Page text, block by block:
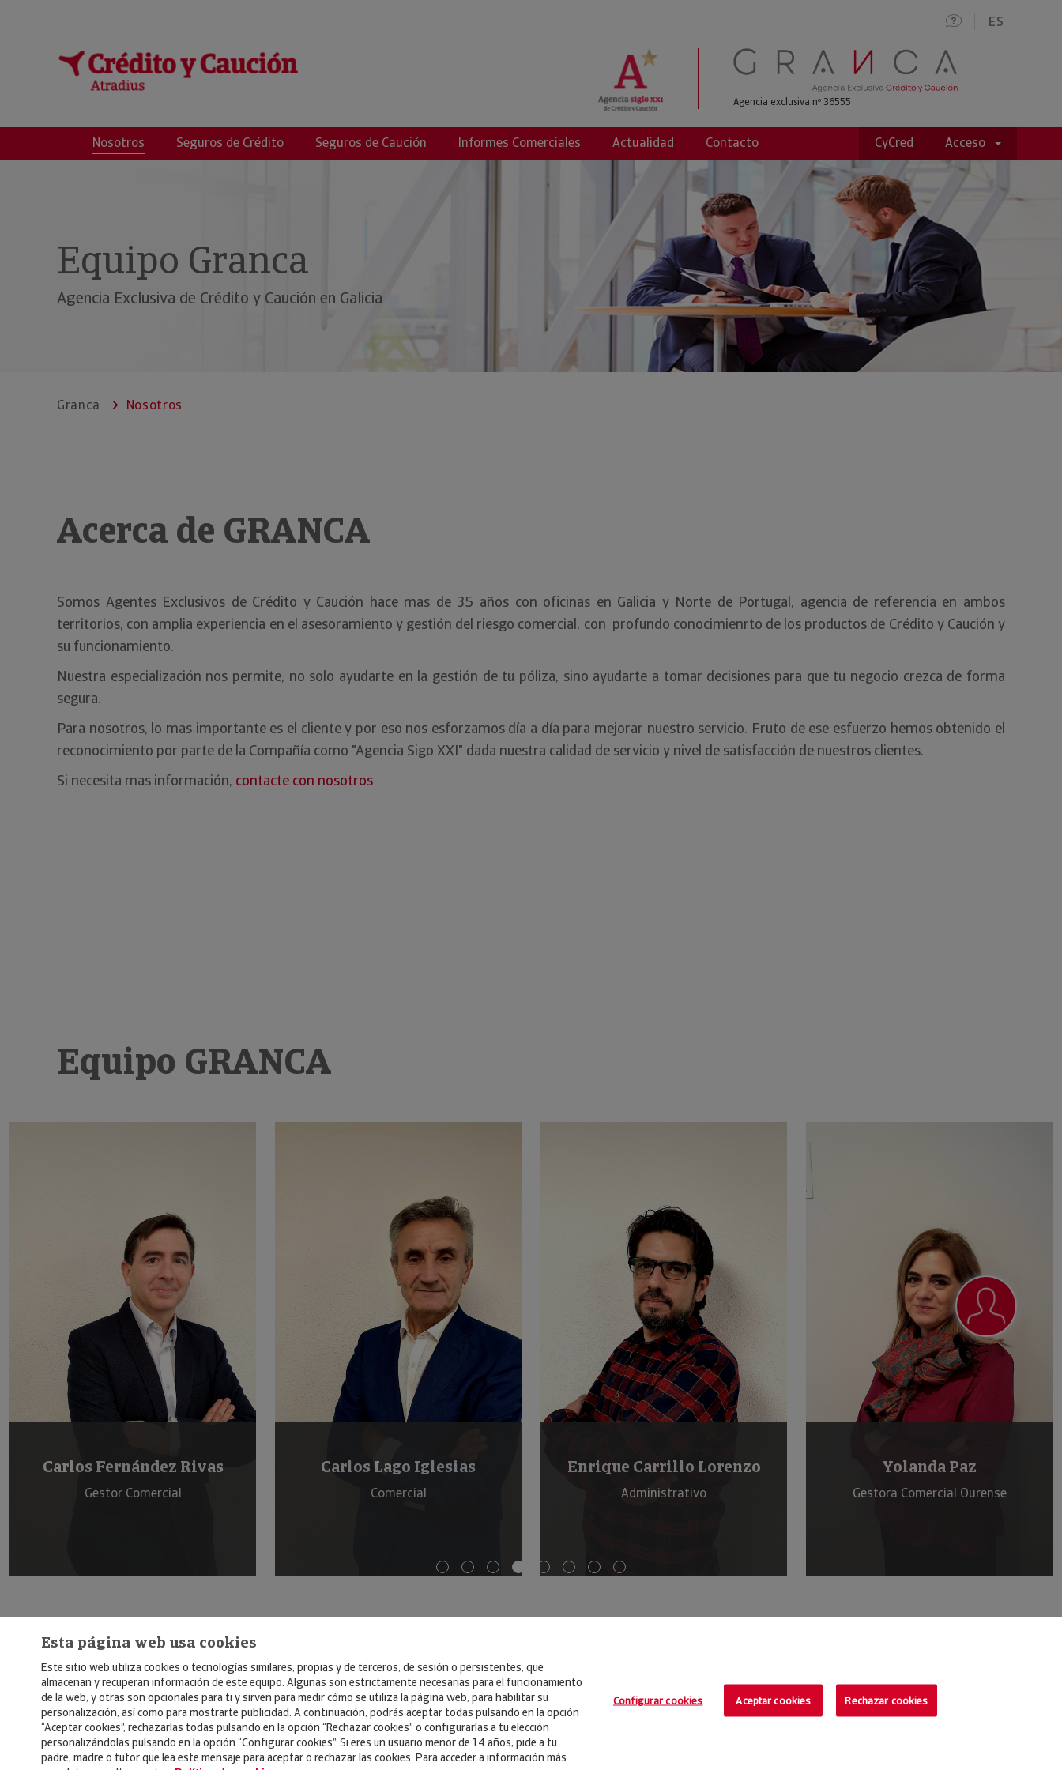
ES
GRANCA Agencia exclusiva nº 36555
Nosotros Seguros de Crédito Seguros de Caución Informes Comerciales Actualidad Contacto CyCred Acceso
Equipo Granca
Agencia Exclusiva de Crédito y Caución en Galicia
Granca Nosotros
Acerca de GRANCA
Somos Agentes Exclusivos de Crédito y Caución hace mas de 35 años con oficinas en Galicia y Norte de Portugal, agencia de referencia en ambos
territorios, con amplia experiencia en el asesoramiento y gestión del riesgo comercial, con profundo conocimienrto de los productos de Crédito y Caución y
su funcionamiento.
Nuestra especialización nos permite, no solo ayudarte en la gestión de tu póliza, sino ayudarte a tomar decisiones para que tu negocio crezca de forma
segura.
Para nosotros, lo mas importante es el cliente y por eso nos esforzamos día a día para mejorar nuestro servicio. Fruto de ese esfuerzo hemos obtenido el
reconocimiento por parte de la Compañía como "Agencia Sigo XXI" dada nuestra calidad de servicio y nivel de satisfacción de nuestros clientes.
Si necesita mas información, contacte con nosotros
Equipo GRANCA
Carlos Lago Iglesias
Comercial
Enrique Carrillo Lorenzo
Administrativo
Yolanda Paz
Gestora Comercial Ourense
Isaac García
Esta página web usa cookies
Este sitio web utiliza cookies o tecnologías similares, propias y de terceros, de sesión o persistentes, que
almacenan y recuperan información de este equipo. Algunas son estrictamente necesarias para el funcionamiento
de la web, y otras son opcionales para ti y sirven para medir cómo se utiliza la página web, para habilitar su
personalización, así como para mostrarte publicidad. A continuación, podrás aceptar todas pulsando en la opción
“Aceptar cookies”, rechazarlas todas pulsando en la opción “Rechazar cookies” o configurarlas a tu elección
personalizándolas pulsando en la opción “Configurar cookies”. Si eres un usuario menor de 14 años, pide a tu
padre, madre o tutor que lea este mensaje para aceptar o rechazar las cookies. Para acceder a información más
Configurar cookies Aceptar cookies Rechazar cookies